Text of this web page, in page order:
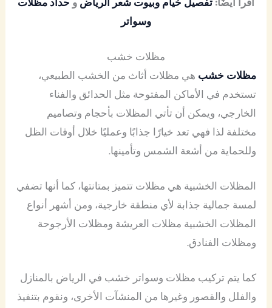
وسواتر
مظلات خشب
مظلات خشب هي مظلات أثاث من الخشب الطبيعي،
تستخدم في الأماكن المفتوحة مثل الحدائق والفناء
الخارجي، ويمكن أن تأتي المظلات بأحجام وتصاميم
مختلفة لذا فهي تعد خيارًا جذابًا وعمليًا خلال أوقات الظل
وللحماية من أشعة الشمس وتأمينها.
المظلات الخشبية هي مظلات تتميز بمتانتها، كما أنها تضفي
لمسة جمالية جذابة لأي منطقة خارجية، ومن أشهر أنواع
المظلات الخشبية مظلات العريشة ومظلات الأرجوحة
ومظلات الفنادق.
كما يتم تركيب مظلات وسواتر خشب في الرياض بالمنازل
والفلل والقصور وغيرها من المنشآت الأخرى، ونقوم بتنفيذ